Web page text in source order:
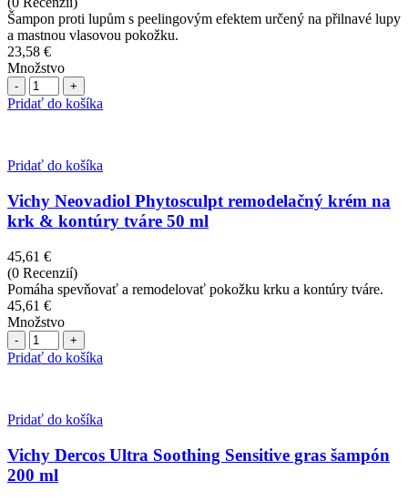
Šampon proti lupům s peelingovým efektem určený na přilnavé lupy
a mastnou vlasovou pokožku.
23,58 €
Množstvo
Počet
Pridať do košíka
Pridať do košíka
Vichy Neovadiol Phytosculpt remodelačný krém na
krk & kontúry tváre 50 ml
45,61 €
(0 Recenzií)
Pomáha spevňovať a remodelovať pokožku krku a kontúry tváre.
45,61 €
Množstvo
Počet
Pridať do košíka
Pridať do košíka
Vichy Dercos Ultra Soothing Sensitive gras šampón
200 ml